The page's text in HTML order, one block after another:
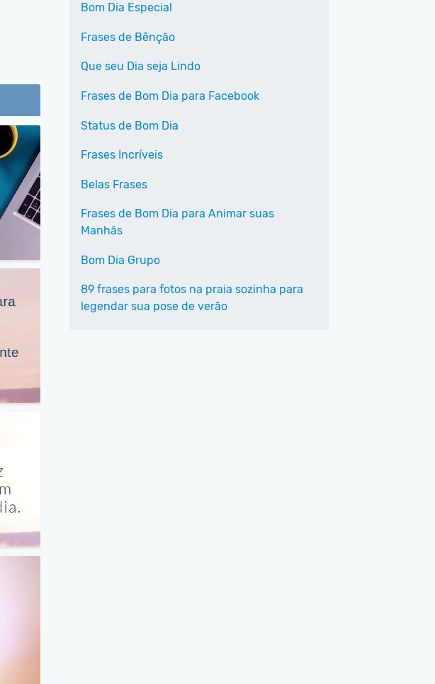
Bom Dia Especial
Frases de Bênção
Que seu Dia seja Lindo
Frases de Bom Dia para Facebook
Status de Bom Dia
Frases Incríveis
Belas Frases
Frases de Bom Dia para Animar suas
Manhãs
Bom Dia Grupo
89 frases para fotos na praia sozinha para
legendar sua pose de verão